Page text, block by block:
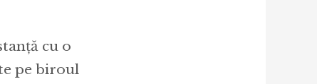
cu o
pe biroul